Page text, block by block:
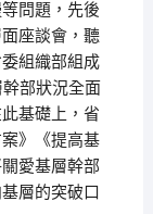
問題，先後
座談會，聽
組織部組成
部狀況全面
基礎上，省
》《提高基
愛基層幹部
層的突破口